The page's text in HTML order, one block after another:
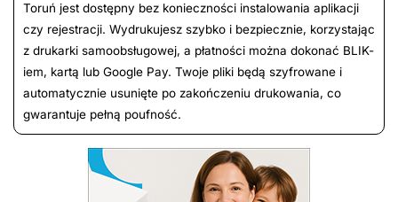
Toruń jest dostępny bez konieczności instalowania aplikacji
czy rejestracji. Wydrukujesz szybko i bezpiecznie, korzystając
z drukarki samoobsługowej, a płatności można dokonać BLIK-
iem, kartą lub Google Pay. Twoje pliki będą szyfrowane i
automatycznie usunięte po zakończeniu drukowania, co
gwarantuje pełną poufność.